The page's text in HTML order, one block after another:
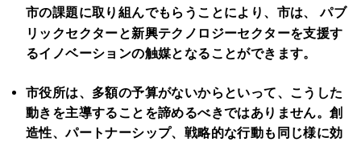
市の課題に取り組んでもらうことにより、市は、
パブ
リックセクターと新興テクノロジーセクターを支援す
るイノベーションの触媒となることができます。
市役所は、多額の予算がないからといって、こうした
動きを主導することを諦めるべきではありません。創
造性、パートナーシップ、戦略的な行動も同じ様に効